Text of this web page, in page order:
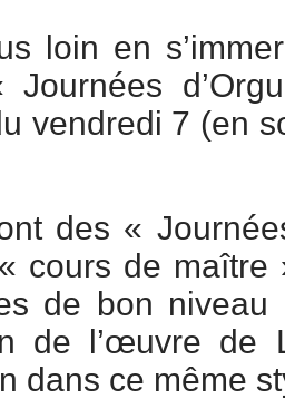
loin en
Journées
vendredi 7 (en
des «
cours de maître
de bon niveau
de l’œuvre
dans ce même